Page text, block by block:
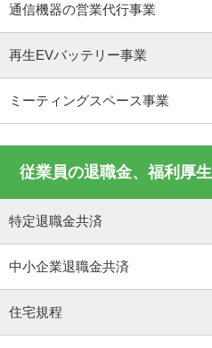
通信機器の営業代行事業
再生EVバッテリー事業
ミーティングスペース事業
従業員の退職金、福利厚生
特定退職金共済
中小企業退職金共済
住宅規程